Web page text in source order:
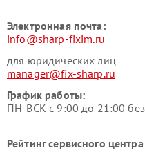
Электронная почта:
info@sharp-fixim.ru
для юридических лиц
manager@fix-sharp.ru
График работы:
ПН-ВСК с 9:00 до 21:00
Рейтинг сервисного центра